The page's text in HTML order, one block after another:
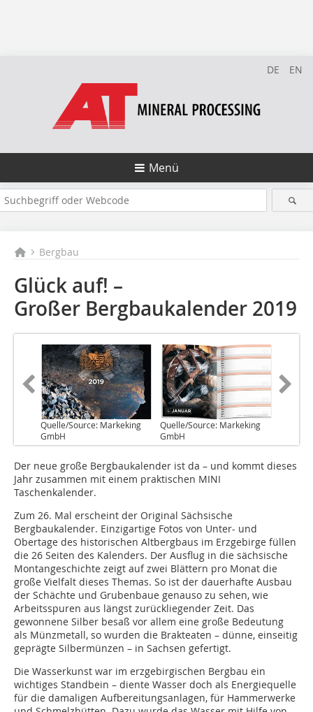
DE EN
Menü
Bergbau
Glück auf! –
Großer Bergbaukalender 2019
Quelle/Source: Markeking
GmbH
Quelle/Source: Markeking
GmbH
Der neue große Bergbaukalender ist da – und kommt dieses
Jahr zusammen mit einem praktischen MINI
Taschenkalender.
Zum 26. Mal erscheint der Original Sächsische
Bergbaukalender. Einzigartige Fotos von Unter- und
Obertage des historischen Altbergbaus im Erzgebirge füllen
die 26 Seiten des Kalenders. Der Ausflug in die sächsische
Montangeschichte zeigt auf zwei Blättern pro Monat die
große Vielfalt dieses Themas. So ist der dauerhafte Ausbau
der Schächte und Grubenbaue genauso zu sehen, wie
Arbeitsspuren aus längst zurückliegender Zeit. Das
gewonnene Silber besaß vor allem eine große Bedeutung
als Münzmetall, so wurden die Brakteaten – dünne, einseitig
geprägte Silbermünzen – in Sachsen gefertigt.
Die Wasserkunst war im erzgebirgischen Bergbau ein
wichtiges Standbein – diente Wasser doch als Energiequelle
für die damaligen Aufbereitungsanlagen, für Hammerwerke